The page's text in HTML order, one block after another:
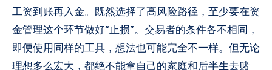
工资到账再入金。既然选择了高风险路径，至少要在资
金管理这个环节做好“止损”。交易者的条件各不相同，
即便使用同样的工具，想法也可能完全不一样。但无论
理想多么宏大，都绝不能拿自己的家庭和后半生去赌